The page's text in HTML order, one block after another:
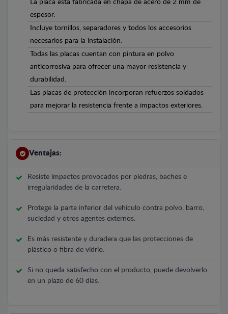
La placa está fabricada en chapa de acero de 2 mm de
espesor.
Incluye tornillos, separadores y todos los accesorios
necesarios para la instalación.
Todas las placas cuentan con pintura en polvo
anticorrosiva para ofrecer una mayor resistencia y
durabilidad.
Las placas de protección incorporan refuerzos soldados
para mejorar la resistencia frente a impactos exteriores.
Ventajas:
Resiste impactos provocados por piedras, baches e
irregularidades de la carretera.
Protege la parte inferior del vehículo contra polvo, barro,
suciedad y otros agentes externos.
Es más resistente y duradera que las protecciones de
plástico o fibra de vidrio.
Si no queda satisfecho con el producto, puede devolverlo
en un plazo de 60 días.